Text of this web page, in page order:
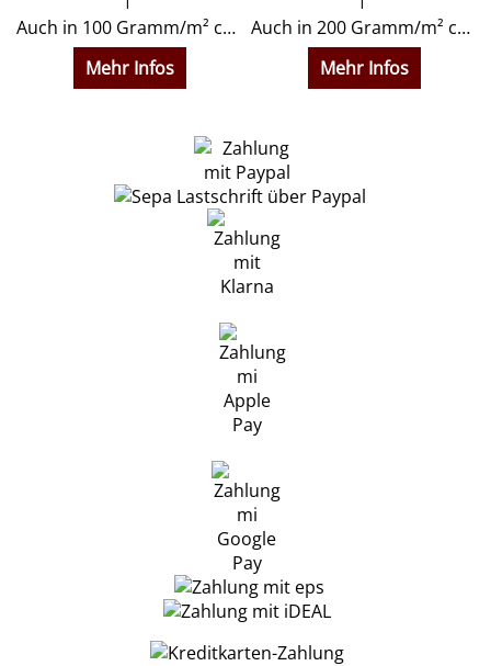
Auch in 100 Gramm/m² ca. 10 mm Dicke lieferbar.
Mehr Infos
Auch in 200 Gramm/m² ca. 20 mm Dicke lieferbar.
Mehr Infos